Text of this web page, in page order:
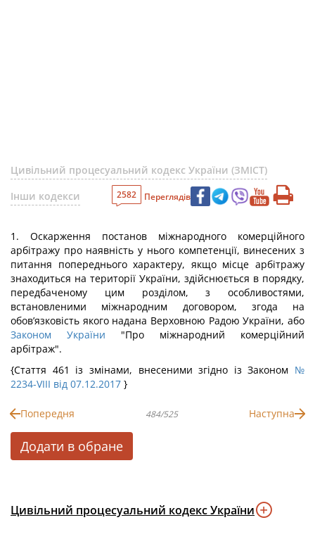
Цивільний процесуальний кодекс України (ЗМІСТ)
Інши кодекси
2582 Переглядів
1. Оскарження постанов міжнародного комерційного
арбітражу про наявність у нього компетенції, винесених з
питання попереднього характеру, якщо місце арбітражу
знаходиться на території України, здійснюється в порядку,
передбаченому цим розділом, з особливостями,
встановленими міжнародним договором, згода на
обов’язковість якого надана Верховною Радою України, або
Законом України "Про міжнародний комерційний
арбітраж".
{Стаття 461 із змінами, внесеними згідно із Законом №
2234-VIII від 07.12.2017 }
Попередня 484/525 Наступна
Додати в обране
Цивільний процесуальний кодекс України